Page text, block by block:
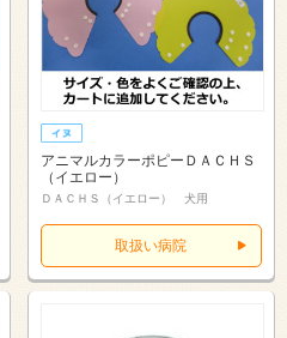
アニマルカラーポピーＤＡＣＨＳ
（イエロー）
ＤＡＣＨＳ（イエロー） 犬用
取扱い病院